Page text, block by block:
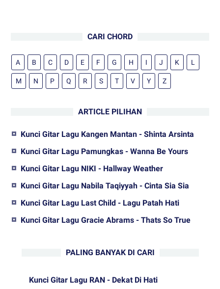
CARI CHORD
A B C D E F G H I J K L
M N P Q R S T V Y Z
ARTICLE PILIHAN
Kunci Gitar Lagu Kangen Mantan - Shinta Arsinta
Kunci Gitar Lagu Pamungkas - Wanna Be Yours
Kunci Gitar Lagu NIKI - Hallway Weather
Kunci Gitar Lagu Nabila Taqiyyah - Cinta Sia Sia
Kunci Gitar Lagu Last Child - Lagu Patah Hati
Kunci Gitar Lagu Gracie Abrams - Thats So True
PALING BANYAK DI CARI
Kunci Gitar Lagu RAN - Dekat Di Hati